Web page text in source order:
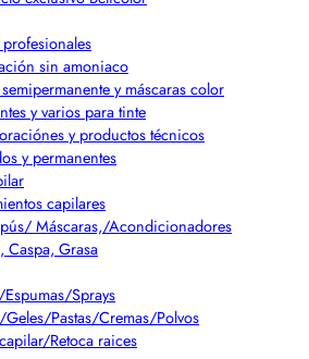
profesionales
sin amoniaco
y máscaras color
y varios para tinte
y productos técnicos
y permanentes
capilares
Máscaras,/Acondicionadores
Caspa, Grasa
Espumas/Sprays
Geles/Pastas/Cremas/Polvos
Retoca raices